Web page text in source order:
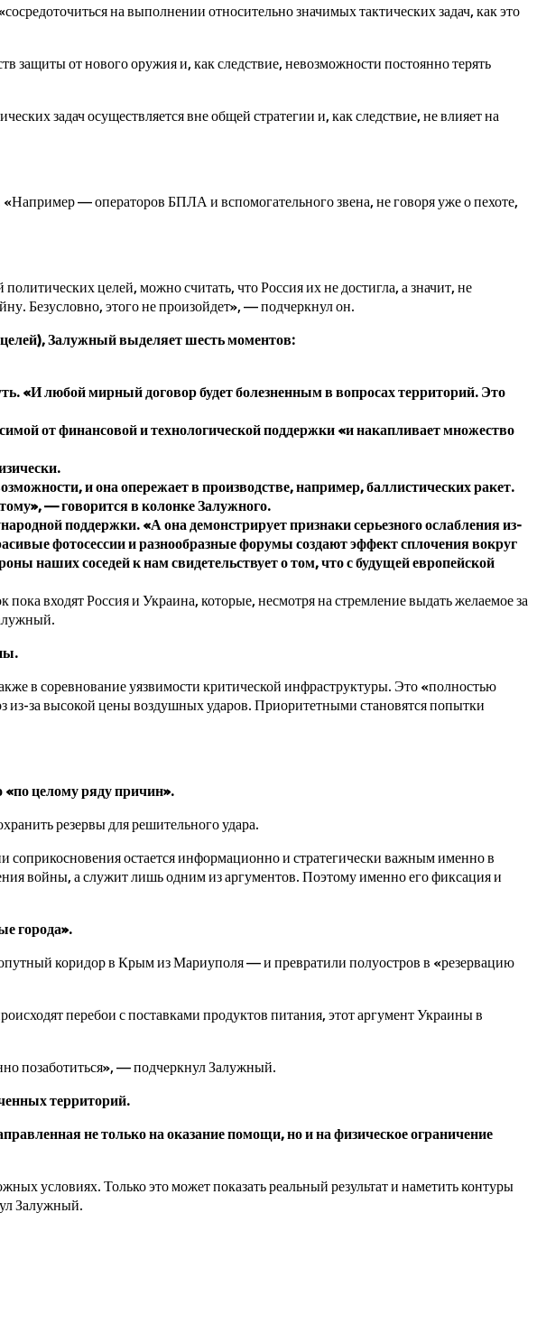
на выполнении относительно значимых тактических задач, как это
защиты от нового оружия и, как следствие, невозможности постоянно терять
задач осуществляется вне общей стратегии и, как следствие, не влияет на
— операторов БПЛА и вспомогательного звена, не говоря уже о пехоте,
целей, можно считать, что Россия их не достигла, а значит, не
Безусловно, этого не произойдет», — подчеркнул он.
Залужный выделяет шесть моментов:
«И любой мирный договор будет болезненным в вопросах территорий. Это
от финансовой и технологической поддержки «и накапливает множество
и она опережает в производстве, например, баллистических ракет.
— говорится в колонке Залужного.
поддержки. «А она демонстрирует признаки серьезного ослабления из-
фотосессии и разнообразные форумы создают эффект сплочения вокруг
наших соседей к нам свидетельствует о том, что с будущей европейской
пока входят Россия и Украина, которые, несмотря на стремление выдать желаемое за
в соревнование уязвимости критической инфраструктуры. Это «полностью
за высокой цены воздушных ударов. Приоритетными становятся попытки
«по целому ряду причин».
резервы для решительного удара.
остается информационно и стратегически важным именно в
войны, а служит лишь одним из аргументов. Поэтому именно его фиксация и
города».
коридор в Крым из Мариуполя — и превратили полуостров в «резервацию
перебои с поставками продуктов питания, этот аргумент Украины в
позаботиться», — подчеркнул Залужный.
территорий.
не только на оказание помощи, но и на физическое ограничение
условиях. Только это может показать реальный результат и наметить контуры
Залужный.